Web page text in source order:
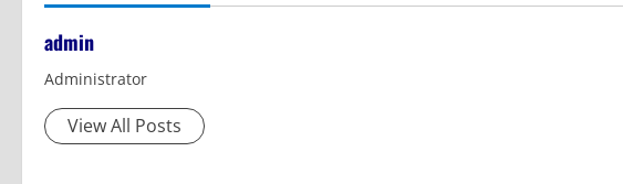
admin
Administrator
View All Posts